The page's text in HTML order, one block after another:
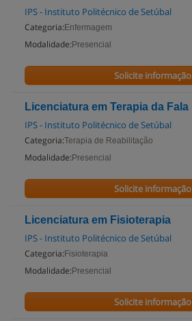
IPS - Instituto Politécnico de Setúbal
Categoria: Enfermagem
Modalidade: Presencial
Solicite informação
Licenciatura em Terapia da Fala
IPS - Instituto Politécnico de Setúbal
Categoria:Terapia de Reabilitação
Modalidade: Presencial
Solicite informação
Licenciatura em Fisioterapia
IPS - Instituto Politécnico de Setúbal
Categoria: Fisioterapia
Modalidade: Presencial
Solicite informação